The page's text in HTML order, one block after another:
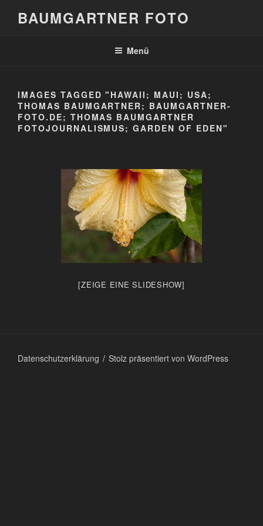
BAUMGARTNER FOTO
Menü
IMAGES TAGGED "HAWAII; MAUI; USA;
THOMAS BAUMGARTNER; BAUMGARTNER-
FOTO.DE; THOMAS BAUMGARTNER
FOTOJOURNALISMUS; GARDEN OF EDEN"
[ZEIGE EINE SLIDESHOW]
Datenschutzerklärung Stolz präsentiert von WordPress